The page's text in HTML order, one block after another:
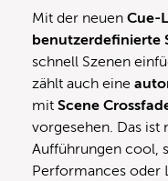
Mit der neuen Cue-
benutzerdefinierte
schnell Szenen
zählt auch eine
mit Scene
vorgesehen. Das ist
Aufführungen cool,
Performances oder